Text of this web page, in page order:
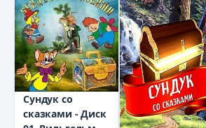
Сундук со
сказками - Диск